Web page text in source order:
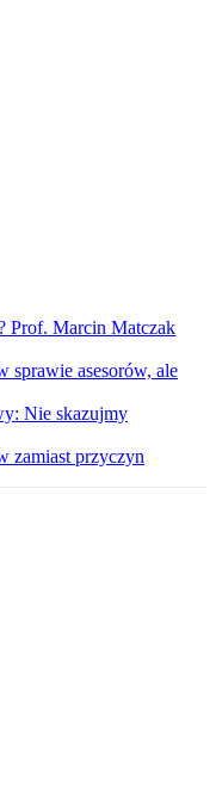
Prof. Marcin Matczak
sprawie asesorów, ale
Nie skazujmy
zamiast przyczyn